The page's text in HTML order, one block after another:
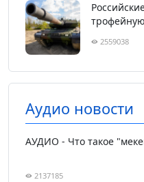
2559038
Аудио новости
АУДИО - Что такое
2137185